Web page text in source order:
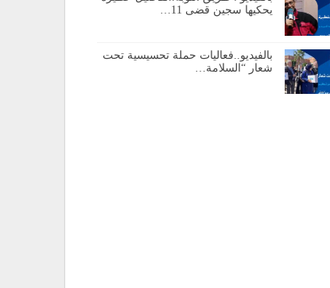
يحكيها سجين قضى 11…
بالفيديو..فعاليات حملة تحسيسية تحت
شعار “السلامة…